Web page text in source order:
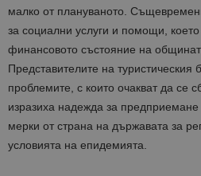
малко от плануваното.
за социални услуги и помощи,
финансовото състояние на
Представителите на туристическия
проблемите, с които очакват да се
изразиха надежда за
мерки от страна на държавата за
условията на епидемията.